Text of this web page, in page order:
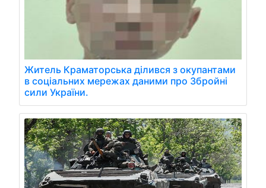
Житель Краматорська ділився з окупантами
в соціальних мережах даними про Збройні
сили України.